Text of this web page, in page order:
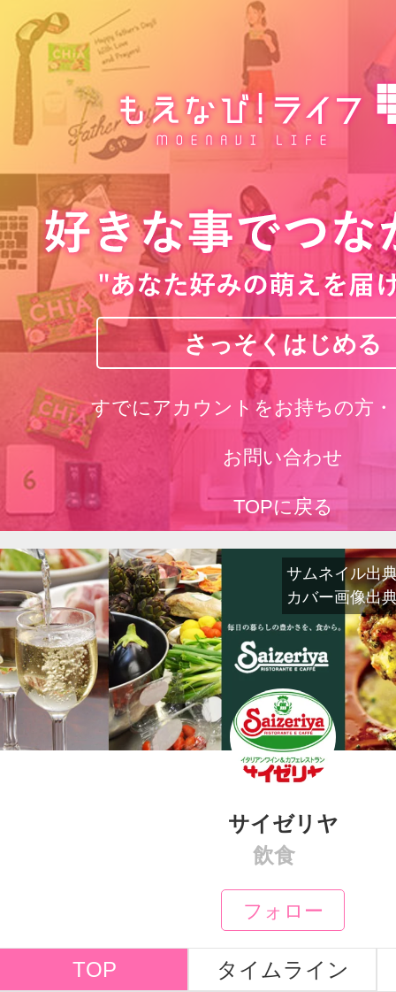
さっそくはじめる
すでにアカウントをお持ちの方
お問い合わせ
TOPに戻る
サイゼリヤ
飲食
フォロー
サムネイル出
カバー画像出
TOP
タイムライン